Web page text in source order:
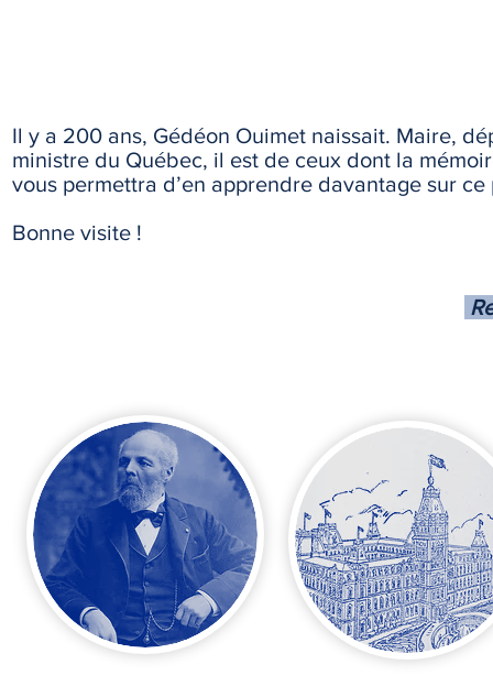
Il y a 200 ans, Gédéon Ouimet naissait. Maire,
ministre du Québec, il est de ceux dont la
vous permettra d’en apprendre davantage sur
Bonne visite !